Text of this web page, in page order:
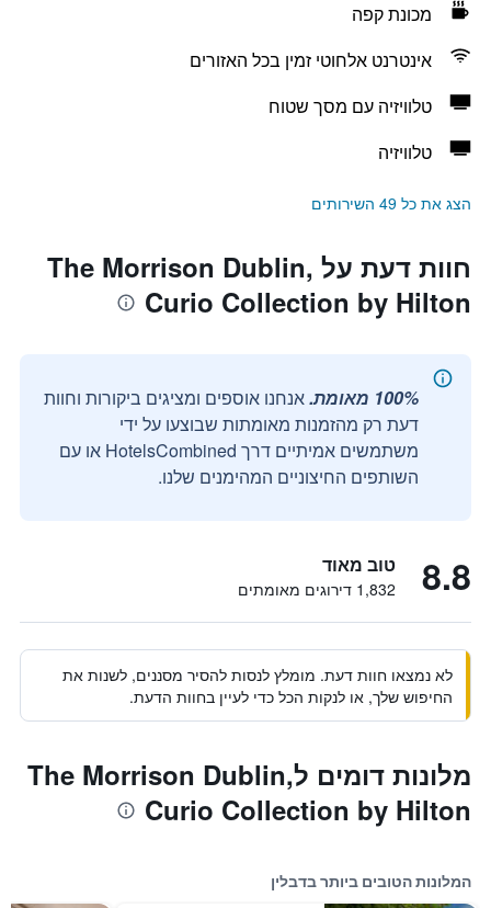
מכונת קפה
אינטרנט אלחוטי זמין בכל האזורים
טלוויזיה עם מסך שטוח
טלוויזיה
הצג את כל 49 השירותים
חוות דעת על The Morrison Dublin,
Curio Collection by Hilton
100% מאומת.
אנחנו אוספים ומציגים ביקורות וחוות
דעת רק מהזמנות מאומתות שבוצעו על ידי
משתמשים אמיתיים דרך HotelsCombined או עם
השותפים החיצוניים המהימנים שלנו.
8.8 טוב מאוד
1,832 דירוגים מאומתים
לא נמצאו חוות דעת. מומלץ לנסות להסיר מסננים, לשנות את
החיפוש שלך, או לנקות הכל כדי לעיין בחוות הדעת.
מלונות דומים לThe Morrison Dublin,
Curio Collection by Hilton
המלונות הטובים ביותר בדבלין